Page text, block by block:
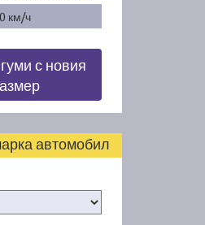
0 км/ч
с новия
автомобил